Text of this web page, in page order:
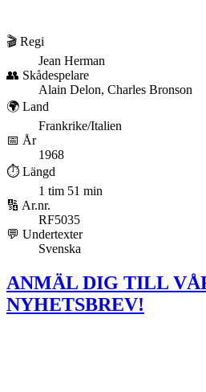
🎬 Regi
Jean Herman
👥 Skådespelare
Alain Delon, Charles Bronson
🌍 Land
Frankrike/Italien
📅 År
1968
⏱️ Längd
1 tim 51 min
🔢 Ar.nr.
RF5035
💬 Undertexter
Svenska
ANMÄL DIG TILL
NYHETSBREV!